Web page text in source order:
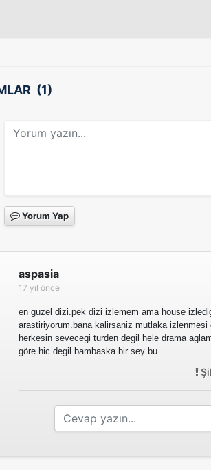
(1)
Yorum Yap
aspasia
17 yıl önce
en guzel dizi.pek dizi izlemem ama house
arastiriyorum.bana kalirsaniz mutlaka izlenmesi
herkesin sevecegi turden degil hele drama
göre hic degil.bambaska bir sey bu..